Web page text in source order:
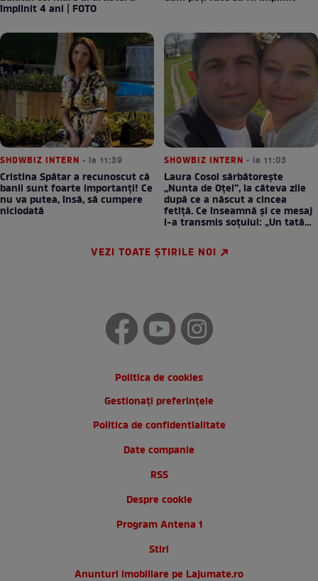
împlinit 4 ani | FOTO
SHOWBIZ INTERN • la 11:39
Cristina Spătar a recunoscut că
banii sunt foarte importanți! Ce
nu va putea, însă, să cumpere
niciodată
SHOWBIZ INTERN • la 11:03
Laura Cosoi sărbătorește
„Nunta de Oțel”, la câteva zile
după ce a născut a cincea
fetiță. Ce înseamnă și ce mesaj
i-a transmis soțului: „Un tată
VEZI TOATE ȘTIRILE NOI
Politica de cookies
Gestionați preferințele
Politica de confidentialitate
Date companie
RSS
Despre cookie
Program Antena 1
Stiri
Anunturi imobiliare pe Lajumate.ro